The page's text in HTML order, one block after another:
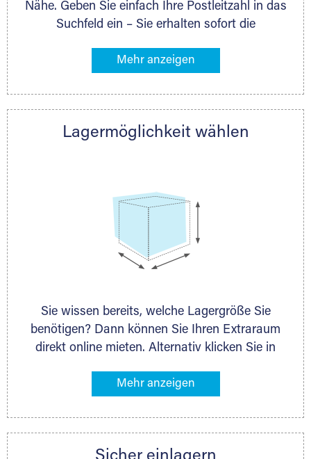
Nähe. Geben Sie einfach Ihre Postleitzahl in das
Suchfeld ein – Sie erhalten sofort die
Lagermöglichkeiten in Ihrer Nähe. An zahlreichen
direkt online mieten. Gibt es Extraraum noch
nächstgelegenen Partner und besprechen alles
Lagermöglichkeit wählen
Sie wissen bereits, welche Lagergröße Sie
benötigen? Dann können Sie Ihren Extraraum
direkt online mieten. Alternativ klicken Sie in
Gegenstände an, die Sie einlagern möchten –
ermittelt. Natürlich steht Ihnen Ihr Extraraum